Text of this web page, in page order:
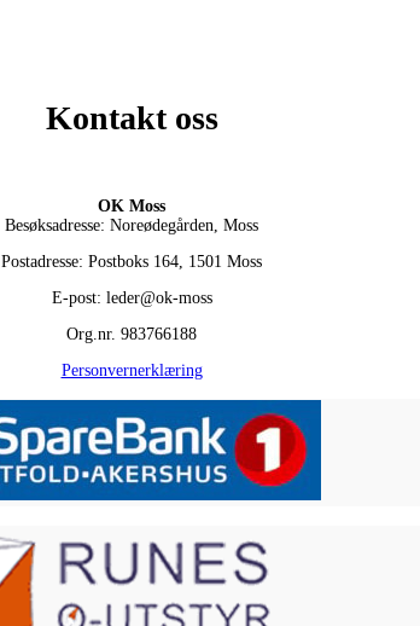
Kontakt oss
OK Moss
Besøksadresse: Noreødegården, Moss
Postadresse: Postboks 164, 1501 Moss
E-post: leder@ok-moss
Org.nr. 983766188
Personvernerklæring